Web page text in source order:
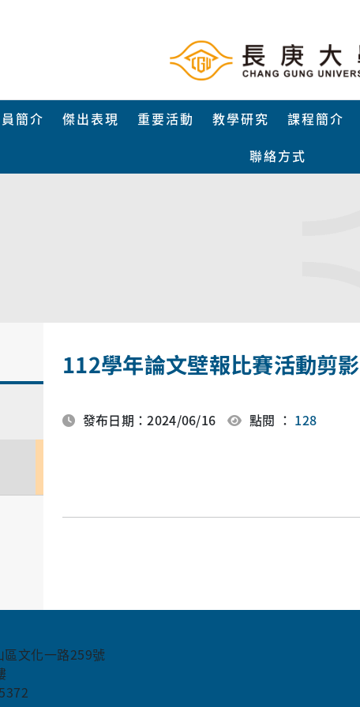
簡介 傑出表現 重要活動 教學研究 課程簡介
聯絡方式
112學年論文壁報比賽活動剪影
發布日期：2024/06/16 點閱 ： 128
文化一路259號